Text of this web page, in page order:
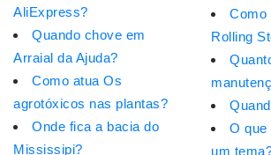
AliExpress?
Quando chove em
Arraial da Ajuda?
Como atua Os
agrotóxicos nas plantas?
Onde fica a bacia do
Mississipi?
Como
Rolling
O que
um